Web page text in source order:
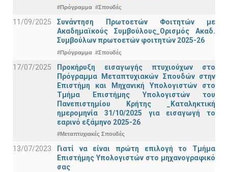
#Πρόγραμμα #Σπουδές
11/09/2025
Συνάντηση Πρωτοετών Φοιτητών με
Ακαδημαϊκούς Συμβούλους_Ορισμός Ακαδ.
Συμβούλων πρωτοετών φοιτητών 2025-26
#Πρόγραμμα #Σπουδές
17/07/2025
Προκήρυξη εισαγωγής πτυχιούχων στo
Πρόγραμμα Μεταπτυχιακών Σπουδών στην
Επιστήμη και Μηχανική Υπολογιστών στο
Τμήμα Eπιστήμης Υπολογιστών του
Πανεπιστημίου Κρήτης _Καταληκτική
ημερομηνία 31/10/2025 για εισαγωγή το
εαρινό εξάμηνο 2025-26
#Μεταπτυχιακές Σπουδές
13/07/2023
Γιατί να είναι πρώτη επιλογή το Τμήμα
Επιστήμης Υπολογιστών στο μηχανογραφικό
σας